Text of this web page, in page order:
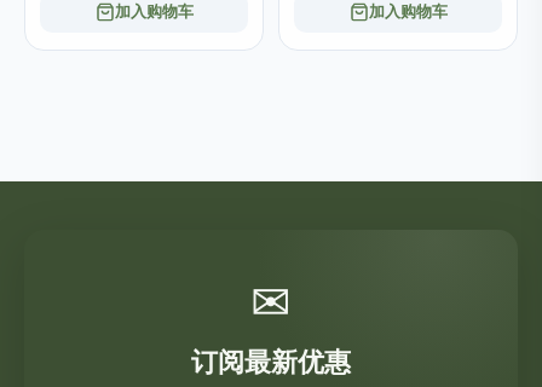
加入购物车 加入购物车
✉
订阅最新优惠